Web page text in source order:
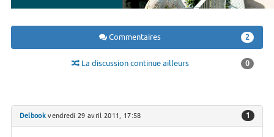
Commentaires 2
La discussion continue ailleurs 0
Delbookvendredi 29 avril 2011, 17:58 1